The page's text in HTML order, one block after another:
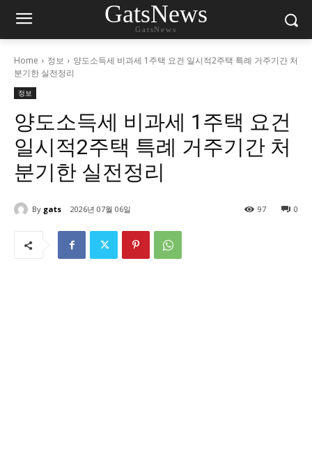
GatsNews
GatsNews
Home 정보
양도소득세 비과세 1주택 요건 일시적2주택 특례 거주기간 처
분기한 실전정리
정보
양도소득세 비과세 1주택 요건
일시적2주택 특례 거주기간 처
분기한 실전정리
By gats 2026년 07월 06일 0
97